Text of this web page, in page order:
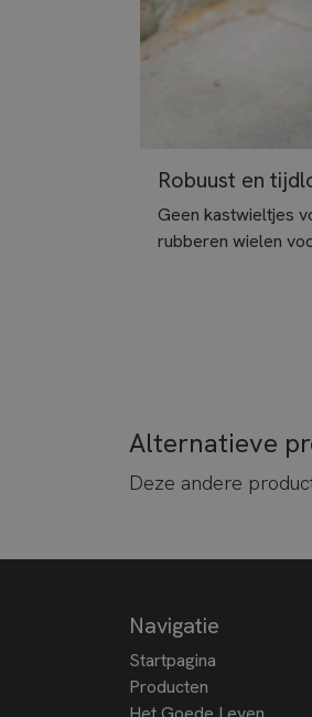
Robuust en
Geen kastwieltjes
rubberen wielen
Alternatieve
Deze andere
Navigatie
Startpagina
Producten